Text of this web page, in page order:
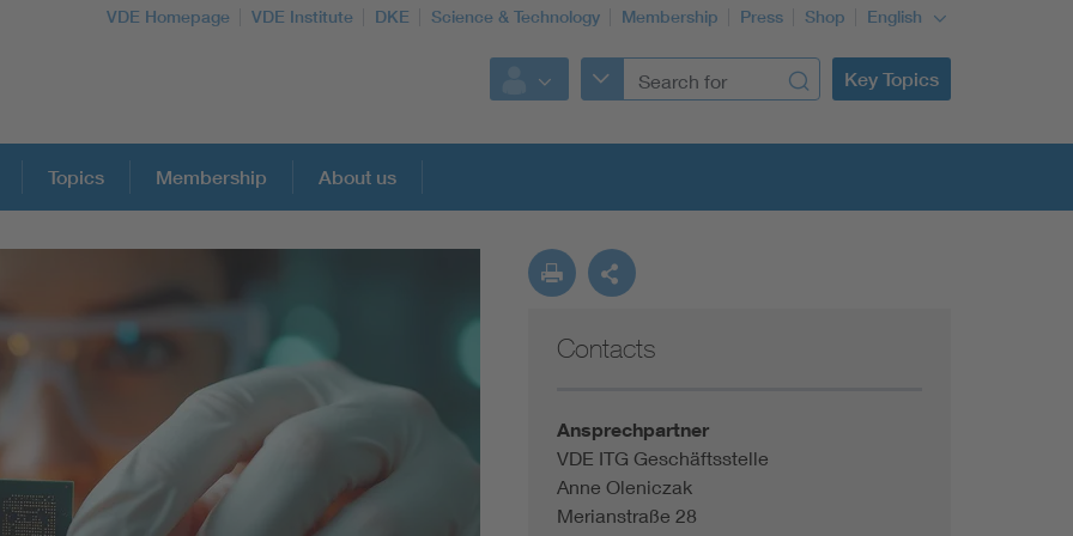
VDE Homepage VDE Institute DKE Science & Technology Membership Press Shop English
Key Topics
Artificial Intelligence
Consumer protection
Defense
Topics Membership About us
Contacts
Ansprechpartner
VDE ITG Geschäftsstelle
Anne Oleniczak
Merianstraße 28